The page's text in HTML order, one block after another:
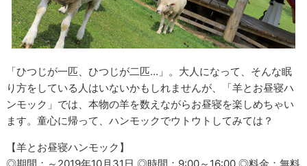
「ひつじが一匹、ひつじが二匹…」。大人になって、そんな眠
り方をしている人はいないかもしれませんが、「羊とお昼寝ハ
ンモック」では、本物の羊を数えながらお昼寝を楽しめちゃい
ます。童心に帰って、ハンモックでウトウトしてみては？
【羊とお昼寝ハンモック】